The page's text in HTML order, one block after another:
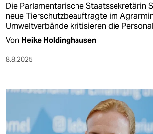
Die Parlamentarische Staatssekretärin
neue Tierschutzbeauftragte im
Umweltverbände kritisieren die
Von Heike Holdinghausen
8.8.2025